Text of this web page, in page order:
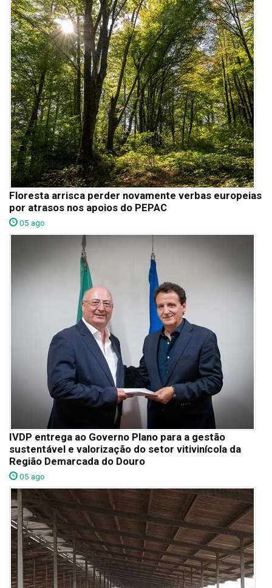
Floresta arrisca perder novamente verbas europeias
por atrasos nos apoios do PEPAC
05 ago
IVDP entrega ao Governo Plano para a gestão
sustentável e valorização do setor vitivinícola da
Região Demarcada do Douro
05 ago